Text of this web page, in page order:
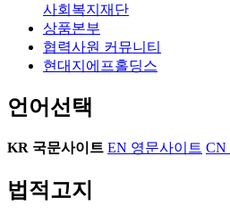
사회복지재단
상품본부
협력사원 커뮤니티
현대지에프홀딩스
언어선택
KR 국문사이트 EN 영문사이트 CN
법적고지